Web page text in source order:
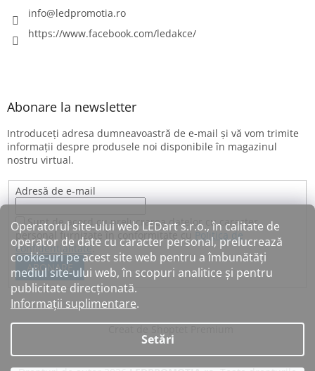
Operatorul site-ului web LEDart s.r.o., în calitate de
operator de date cu caracter personal, prelucrează
cookie-uri pe acest site web pentru a îmbunătăți
mediul site-ului web, în scopuri analitice și pentru
publicitate direcționată.
Informații suplimentare.
Setări
info@ledpromotia.ro
https://www.facebook.com/ledakce/
Abonare la newsletter
Introduceţi adresa dumneavoastră de e-mail şi vă vom trimite
informaţii despre produsele noi disponibile în magazinul
nostru virtual.
Adresă de e-mail
Sunt de acord cu prelucrarea datelor cu caracter
personal furnizate în conformitate cu Politica de
confidențialitate.
ABONARE